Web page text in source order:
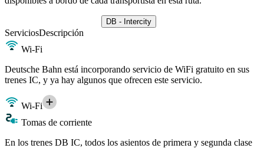
DB - Intercity
ServiciosDescripción
Wi-Fi
Deutsche Bahn está incorporando servicio de WiFi gratuito en sus
trenes IC, y ya hay algunos que ofrecen este servicio.
Wi-Fi
Tomas de corriente
En los trenes DB IC, todos los asientos de primera y segunda clase